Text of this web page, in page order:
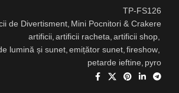
TP-FS126
de Divertisment Mini Pocnitori & Crakere
artificii artificii racheta artificii shop
lumină și sunet emițător sunet fireshow
petarde ieftine pyro